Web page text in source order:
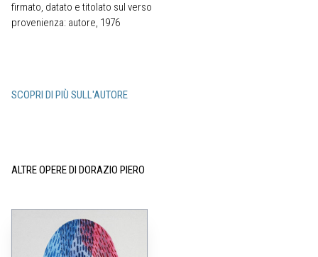
firmato, datato e titolato sul verso
provenienza: autore, 1976
SCOPRI DI PIÙ SULL'AUTORE
ALTRE OPERE DI DORAZIO PIERO